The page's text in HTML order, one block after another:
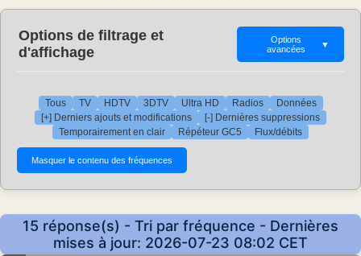
Options de filtrage et
d'affichage
Options
avancées
▼
Tous TV HDTV 3DTV Ultra HD Radios
Données
[+] Derniers ajouts et modifications
[-] Dernières suppressions
Temporairement en clair
Répéteur GC5 Flux/débits
15 réponse(s) - Tri par fréquence - Dernières
mises à jour: 2026-07-23 08:02 CET